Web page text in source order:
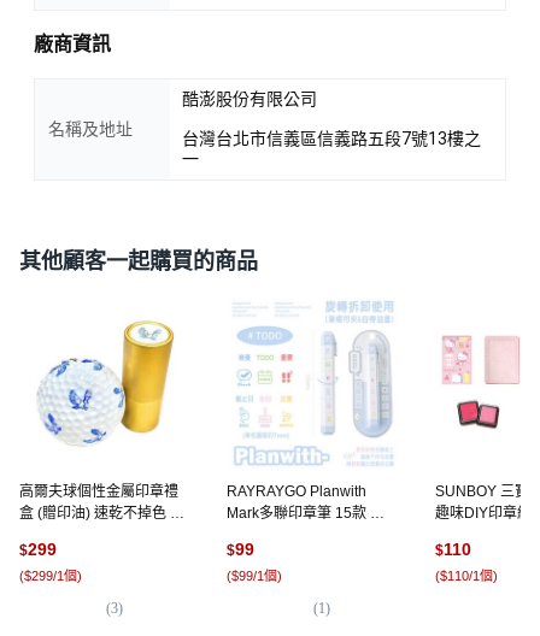
廠商資訊
名稱及地址
酷澎股份有限公司
台灣台北市信義區信義路五段7號13樓之
一
其他顧客一起購買的商品
高爾夫球個性金屬印章禮
盒 (贈印油) 速乾不掉色 球
個, 47.老鷹(鏤空款) (禮盒
組), 藍色
$299
($299/1個)
(3)
RAYRAYGO Planwith
Mark多聯印章筆 15款 自
卡印章 手帳印章 筆型印章,
藍色-TODO, 1個
$99
($99/1個)
(1)
SUNBOY 三寶
趣味DIY印章組
$110
($110/1個)